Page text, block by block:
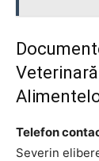
Telefon
Severin